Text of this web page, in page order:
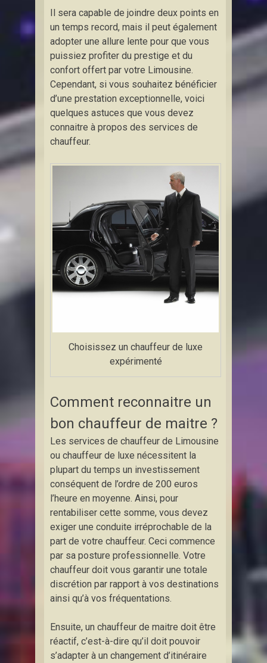
Il sera capable de joindre deux points en
un temps record, mais il peut également
adopter une allure lente pour que vous
puissiez profiter du prestige et du
confort offert par votre Limousine.
Cependant, si vous souhaitez bénéficier
d’une prestation exceptionnelle, voici
quelques astuces que vous devez
connaitre à propos des services de
chauffeur.
Choisissez un chauffeur de luxe
expérimenté
Comment reconnaitre un
bon chauffeur de maitre ?
Les services de chauffeur de Limousine
ou chauffeur de luxe nécessitent la
plupart du temps un investissement
conséquent de l’ordre de 200 euros
l’heure en moyenne. Ainsi, pour
rentabiliser cette somme, vous devez
exiger une conduite irréprochable de la
part de votre chauffeur. Ceci commence
par sa posture professionnelle. Votre
chauffeur doit vous garantir une totale
discrétion par rapport à vos destinations
ainsi qu’à vos fréquentations.
Ensuite, un chauffeur de maitre doit être
réactif, c’est-à-dire qu’il doit pouvoir
s’adapter à un changement d’itinéraire